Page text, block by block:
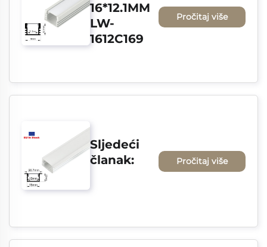
16*12.1MM
LW-
1612C169
Pročitaj više
Sljedeći
članak:
Pročitaj više